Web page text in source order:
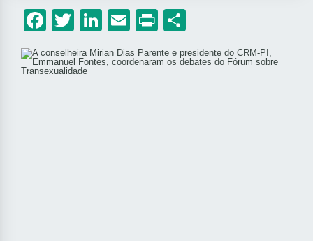
Facebook
Twitter
LinkedIn
Email
Print